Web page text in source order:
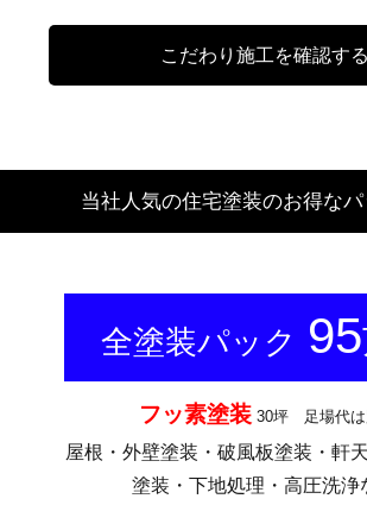
こだわり施工を確認する
当社人気の住宅塗装のお得な
全塗装パック 95
フッ素塗装 30坪 足場代は
屋根・外壁塗装・破風板塗装・軒
塗装・下地処理・高圧洗浄